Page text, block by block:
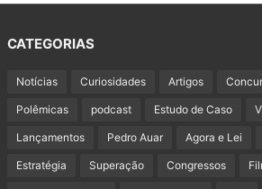
CATEGORIAS
Notícias Curiosidades Artigos
Polêmicas podcast Estudo de Caso
Lançamentos Pedro Auar Agora e Lei
Estratégia Superação Congressos